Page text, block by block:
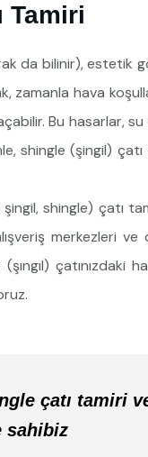
Tamiri
da bilinir), estetik
hava
Bu hasarlar, su
shingle (şingil)
şingil, shingle) çatı
merkezleri
çatınızdaki
çatı tamiri
sahibiz